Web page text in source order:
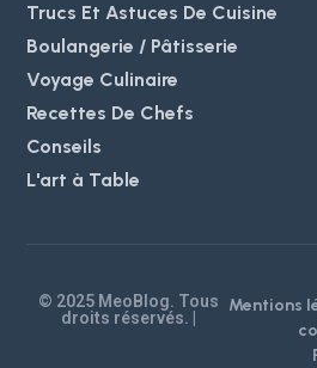
Trucs Et Astuces De Cuisine
Boulangerie / Pâtisserie
Voyage Culinaire
Recettes De Chefs
Conseils
L'art à Table
© 2025 MeoBlog. Tous
droits réservés. |
Mentions